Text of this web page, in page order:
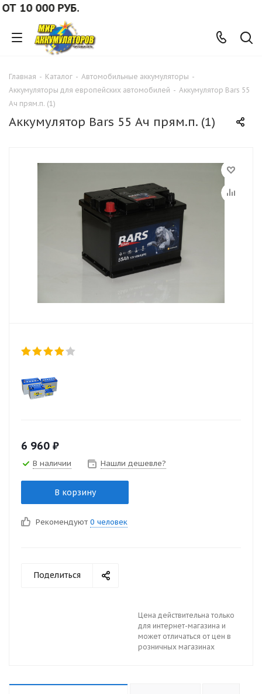
000 РУБ.
Главная - Каталог - Автомобильные аккумуляторы -
Аккумуляторы для европейских автомобилей - Аккумулятор Bars 55
Ач прям.п. (1)
Аккумулятор Bars 55 Ач прям.п. (1)
6 960 ₽
В наличии Нашли дешевле?
В корзину
Рекомендуют 0 человек
Поделиться
Цена действительна только
для интернет-магазина и
может отличаться от цен в
розничных магазинах